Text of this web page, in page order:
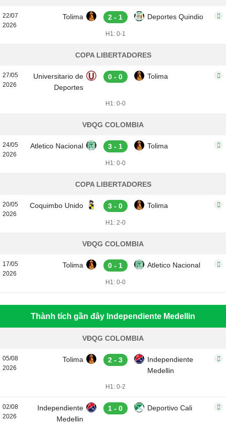
22/07
2026
Tolima 2 - 1 Deportes Quindio
H1: 0-1
COPA LIBERTADORES
27/05
2026
Universitario de
Deportes
0 - 0 Tolima
H1: 0-0
VĐQG COLOMBIA
24/05
2026
Atletico Nacional 3 - 1 Tolima
H1: 0-0
COPA LIBERTADORES
20/05
2026
Coquimbo Unido 3 - 0 Tolima
H1: 2-0
VĐQG COLOMBIA
17/05
2026
Tolima 0 - 1 Atletico Nacional
H1: 0-0
Thành tích gần đây Independiente Medellin
VĐQG COLOMBIA
05/08
2026
Tolima 2 - 3
Independiente
Medellin
H1: 0-2
02/08
2026
Independiente
Medellin
1 - 0 Deportivo Cali